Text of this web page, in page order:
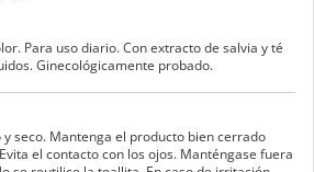
Para uso diario. Con extracto de salvia y té
Ginecológicamente probado.
seco. Mantenga el producto bien cerrado
el contacto con los ojos. Manténgase fuera